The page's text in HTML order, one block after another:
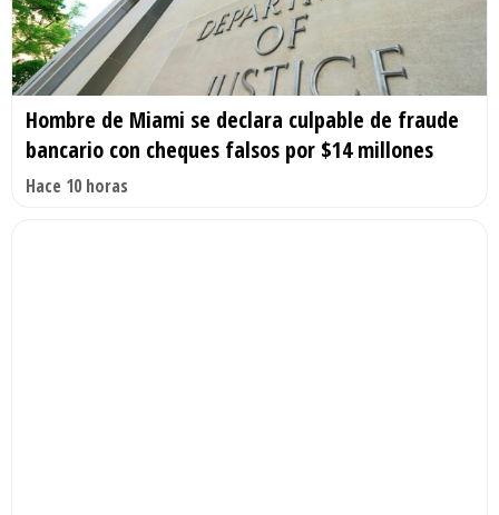
Hombre de Miami se declara culpable de fraude
bancario con cheques falsos por $14 millones
Hace 10 horas